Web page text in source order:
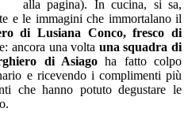
alla pagina). In cucina, si sa,
e le immagini che immortalano il
di Lusiana Conco, fresco di
ancora una volta una squadra di
di Asiagoha fatto colpo
e ricevendo i complimenti più
che hanno potuto degustare le